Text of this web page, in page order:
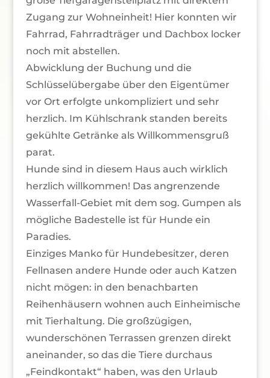
Zugang zur Wohneinheit! Hier konnten wir
Fahrrad, Fahrradträger und Dachbox locker
noch mit abstellen.
Abwicklung der Buchung und die
Schlüsselübergabe über den Eigentümer
vor Ort erfolgte unkompliziert und sehr
herzlich. Im Kühlschrank standen bereits
gekühlte Getränke als Willkommensgruß
parat.
Hunde sind in diesem Haus auch wirklich
herzlich willkommen! Das angrenzende
Wasserfall-Gebiet mit dem sog. Gumpen als
mögliche Badestelle ist für Hunde ein
Paradies.
Einziges Manko für Hundebesitzer, deren
Fellnasen andere Hunde oder auch Katzen
nicht mögen: in den benachbarten
Reihenhäusern wohnen auch Einheimische
mit Tierhaltung. Die großzügigen,
wunderschönen Terrassen grenzen direkt
aneinander, so das die Tiere durchaus
„Feindkontakt“ haben, was den Urlaub